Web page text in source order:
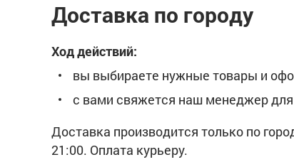
Доставка по городу
Ход действий:
вы выбираете нужные товары и
c вами свяжется наш менеджер
Доставка производится только по
21:00. Оплата курьеру.